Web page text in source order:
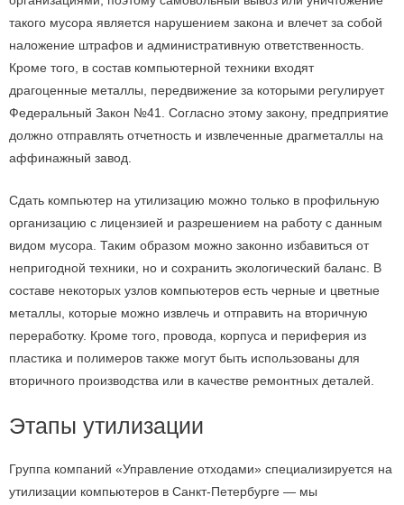
такого мусора является нарушением закона и влечет за собой
наложение штрафов и административную ответственность.
Кроме того, в состав компьютерной техники входят
драгоценные металлы, передвижение за которыми регулирует
Федеральный Закон №41. Согласно этому закону, предприятие
должно отправлять отчетность и извлеченные драгметаллы на
аффинажный завод.
Сдать компьютер на утилизацию можно только в профильную
организацию с лицензией и разрешением на работу с данным
видом мусора. Таким образом можно законно избавиться от
непригодной техники, но и сохранить экологический баланс. В
составе некоторых узлов компьютеров есть черные и цветные
металлы, которые можно извлечь и отправить на вторичную
переработку. Кроме того, провода, корпуса и периферия из
пластика и полимеров также могут быть использованы для
вторичного производства или в качестве ремонтных деталей.
Этапы утилизации
Группа компаний «Управление отходами» специализируется на
утилизации компьютеров в Санкт-Петербурге — мы